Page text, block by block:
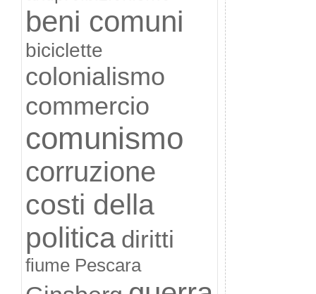
beni comuni
biciclette
colonialismo
commercio
comunismo
corruzione
costi della
politica diritti
fiume Pescara